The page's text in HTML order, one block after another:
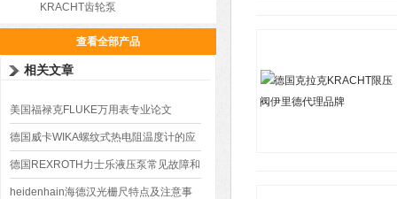
KRACHT齿轮泵
查看全部产品
相关文章
美国福禄克FLUKE万用表专业论文
德国威卡WIKA螺纹式热电阻温度计的应
用
德国REXROTH力士乐液压泵常见故障和
维修办法
heidenhain海德汉光栅尺特点及注意事